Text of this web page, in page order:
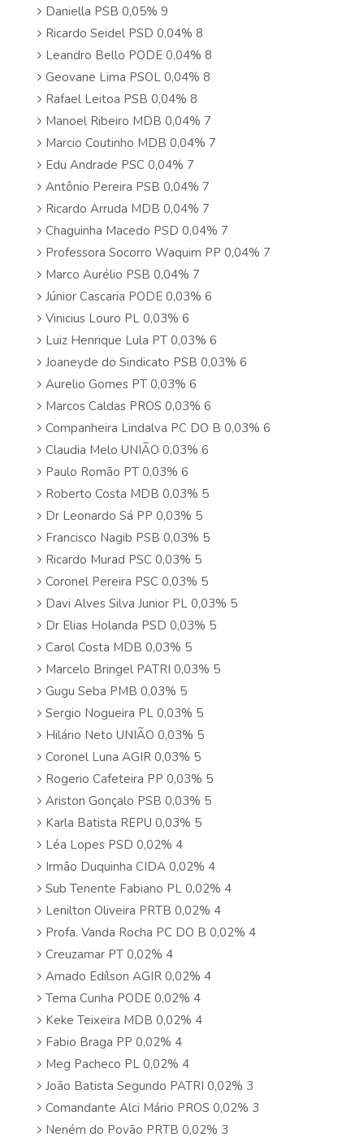
Daniella PSB 0,05% 9
Ricardo Seidel PSD 0,04% 8
Leandro Bello PODE 0,04% 8
Geovane Lima PSOL 0,04% 8
Rafael Leitoa PSB 0,04% 8
Manoel Ribeiro MDB 0,04% 7
Marcio Coutinho MDB 0,04% 7
Edu Andrade PSC 0,04% 7
Antônio Pereira PSB 0,04% 7
Ricardo Arruda MDB 0,04% 7
Chaguinha Macedo PSD 0,04% 7
Professora Socorro Waquim PP 0,04% 7
Marco Aurélio PSB 0,04% 7
Júnior Cascaria PODE 0,03% 6
Vinicius Louro PL 0,03% 6
Luiz Henrique Lula PT 0,03% 6
Joaneyde do Sindicato PSB 0,03% 6
Aurelio Gomes PT 0,03% 6
Marcos Caldas PROS 0,03% 6
Companheira Lindalva PC DO B 0,03% 6
Claudia Melo UNIÃO 0,03% 6
Paulo Romão PT 0,03% 6
Roberto Costa MDB 0,03% 5
Dr Leonardo Sá PP 0,03% 5
Francisco Nagib PSB 0,03% 5
Ricardo Murad PSC 0,03% 5
Coronel Pereira PSC 0,03% 5
Davi Alves Silva Junior PL 0,03% 5
Dr Elias Holanda PSD 0,03% 5
Carol Costa MDB 0,03% 5
Marcelo Bringel PATRI 0,03% 5
Gugu Seba PMB 0,03% 5
Sergio Nogueira PL 0,03% 5
Hilário Neto UNIÃO 0,03% 5
Coronel Luna AGIR 0,03% 5
Rogerio Cafeteira PP 0,03% 5
Ariston Gonçalo PSB 0,03% 5
Karla Batista REPU 0,03% 5
Léa Lopes PSD 0,02% 4
Irmão Duquinha CIDA 0,02% 4
Sub Tenente Fabiano PL 0,02% 4
Lenilton Oliveira PRTB 0,02% 4
Profa. Vanda Rocha PC DO B 0,02% 4
Creuzamar PT 0,02% 4
Amado Edílson AGIR 0,02% 4
Tema Cunha PODE 0,02% 4
Keke Teixeira MDB 0,02% 4
Fabio Braga PP 0,02% 4
Meg Pacheco PL 0,02% 4
João Batista Segundo PATRI 0,02% 3
Comandante Alci Mário PROS 0,02% 3
Neném do Povão PRTB 0,02% 3